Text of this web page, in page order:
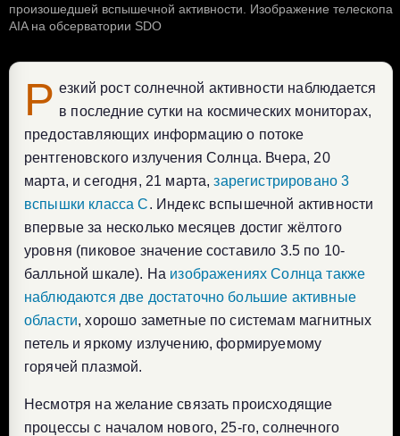
произошедшей вспышечной активности. Изображение телескопа
AIA на обсерватории SDO
Р езкий рост солнечной активности наблюдается
в последние сутки на космических мониторах,
предоставляющих информацию о потоке
рентгеновского излучения Солнца. Вчера, 20
марта, и сегодня, 21 марта,зарегистрировано 3
вспышки класса C. Индекс вспышечной активности
впервые за несколько месяцев достиг жёлтого
уровня (пиковое значение составило 3.5 по 10-
балльной шкале). На изображениях Солнца также
наблюдаются две достаточно большие активные
области, хорошо заметные по системам магнитных
петель и яркому излучению, формируемому
горячей плазмой.
Несмотря на желание связать происходящие
процессы с началом нового, 25-го, солнечного